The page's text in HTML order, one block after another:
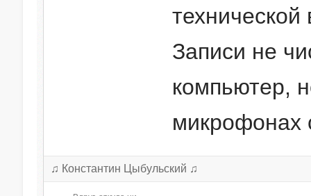
Записи не
компьютер,
микрофонах
♫ Константин Цыбульский ♫